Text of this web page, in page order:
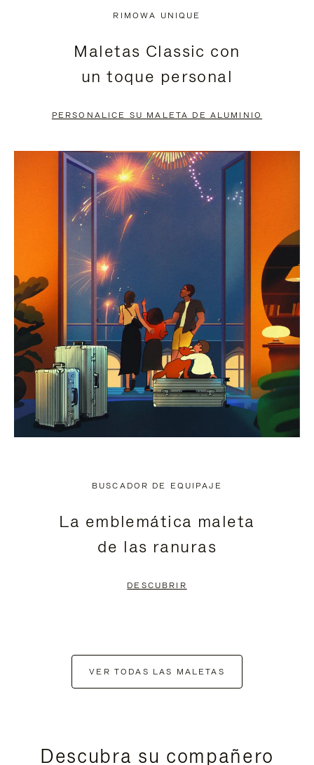
PAUSADO,
PULSE
PARA
ESTÁ
DESACTIVADO:
PULSE
ACTIVARLO.
RIMOWA UNIQUE
Maletas Classic con
un toque personal
PERSONALICE SU MALETA DE ALUMINIO
BUSCADOR DE EQUIPAJE
La emblemática maleta
de las ranuras
DESCUBRIR
VER TODAS LAS MALETAS
Descubra su compañero